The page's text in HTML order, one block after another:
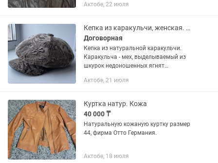
кармана, внутренний карман. НОВЫЙ!
Актобе, 22 июля
Кепка из каракульчи, женская. Продаю
Договорная
Кепка из натуральной каракульчи.
Каракульча - мех, выделываемый из
шкурок недоношенных ягнят
прилегающим к шкуре блестящим
Актобе, 21 июля
Куртка натур. Кожа
40 000 ₸
Натуральную кожаную куртку размер
44, фирма Отто Германия.
Актобе, 18 июля